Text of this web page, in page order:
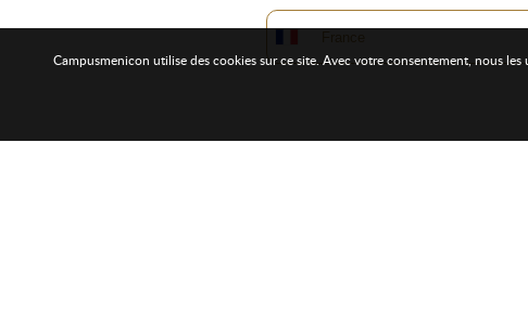
Campusmenicon utilise des cookies sur ce site. Avec votre consentement, nous